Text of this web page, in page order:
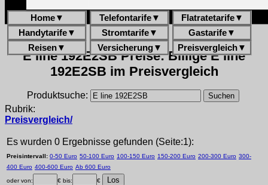
Home▼ Telefontarife▼ Flatratetarife▼
Handytarife▼ Stromtarife▼ Gastarife▼
Reisen▼ Versicherung▼ Preisvergleich▼
E line 192E2SB Preise: Billige E line
192E2SB im Preisvergleich
Produktsuche:
Rubrik:
Preisvergleich/
Es wurden 0 Ergebnisse gefunden (Seite:1):
Preisintervall: 0-50 Euro 50-100 Euro 100-150 Euro 150-200 Euro 200-300 Euro 300-
400 Euro 400-600 Euro Ab 600 Euro
oder von: € bis: €